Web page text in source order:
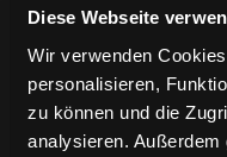
Diese Webseite
Wir verwenden
personalisieren,
zu können und die
analysieren.